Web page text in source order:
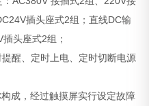
插头座式2组；直线DC输
头座式2组；
醒、定时上电、定时切断电源
成，经过触摸屏实行设定故障